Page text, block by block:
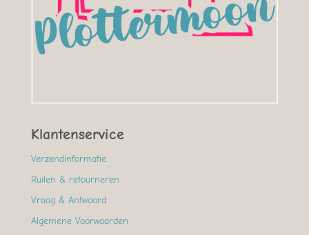
Klantenservice
Verzendinformatie
Ruilen & retourneren
Vraag & Antwoord
Algemene Voorwaarden